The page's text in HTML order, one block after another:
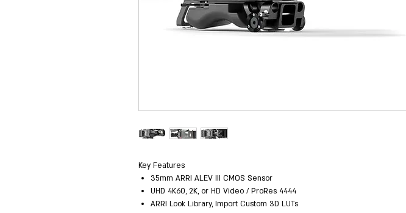
Key Features
35mm ARRI ALEV III CMOS Sensor
UHD 4K60, 2K, or HD Video / ProRes 4444
ARRI Look Library, Import Custom 3D LUTs